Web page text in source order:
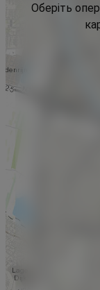
Оберіть